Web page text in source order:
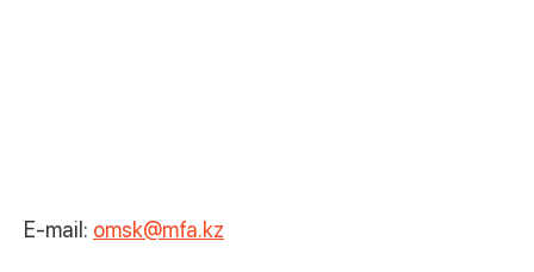
E-mail: omsk@mfa.kz